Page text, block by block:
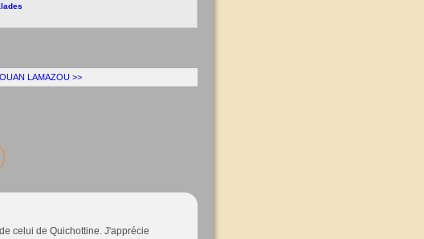
LAMAZOU >>
celui de Quichottine. J'apprécie